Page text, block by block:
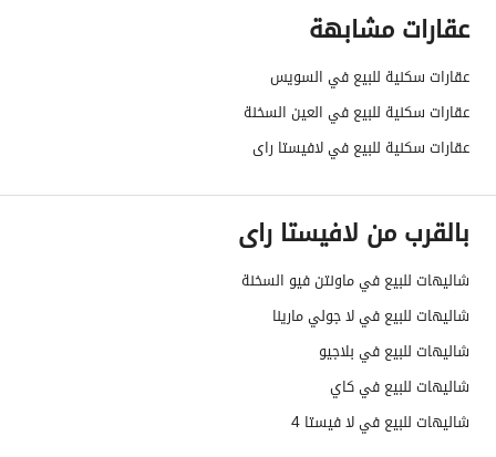
عقارات مشابهة
عقارات سكنية للبيع في السويس
عقارات سكنية للبيع في العين السخنة
عقارات سكنية للبيع في لافيستا راى
بالقرب من لافيستا راى
شاليهات للبيع في ماونتن فيو السخنة
شاليهات للبيع في لا جولي مارينا
شاليهات للبيع في بلاجيو
شاليهات للبيع في كاي
شاليهات للبيع في لا فيستا 4